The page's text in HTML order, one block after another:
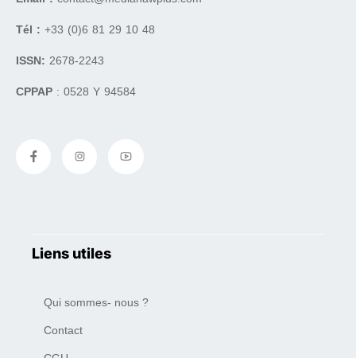
Tél : +33 (0)6 81 29 10 48
ISSN: 2678-2243
CPPAP : 0528 Y 94584
Liens utiles
Qui sommes- nous ?
Contact